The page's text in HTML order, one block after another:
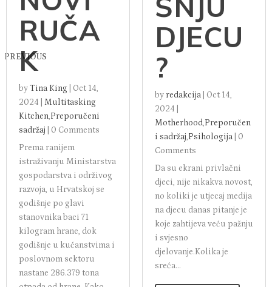
PREVIOUS
RUČA
K
byTina King
Oct 14,
2024
Multitasking
Kitchen,Preporučeni
sadržaj
0 Comments
Prema ranijem
istraživanju Ministarstva
gospodarstva i održivog
razvoja, u Hrvatskoj se
godišnje po glavi
stanovnika baci 71
kilogram hrane, dok
godišnje u kućanstvima i
poslovnom sektoru
nastane 286.379 tona
DJECU
?
by redakcija
Oct 14,
2024
Motherhood,Preporučen
i sadržaj,Psihologija
0
Comments
Da su ekrani privlačni
djeci, nije nikakva novost,
no koliki je utjecaj medija
na djecu danas pitanje je
koje zahtijeva veću pažnju
i svjesno
djelovanje.Kolika je
sreća...